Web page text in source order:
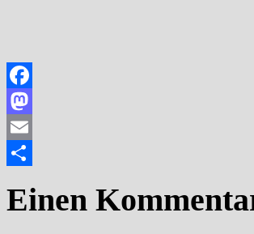
Facebook
Mastodon
Email
Einen